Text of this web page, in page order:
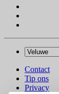
Contact
Tip ons
Privacy